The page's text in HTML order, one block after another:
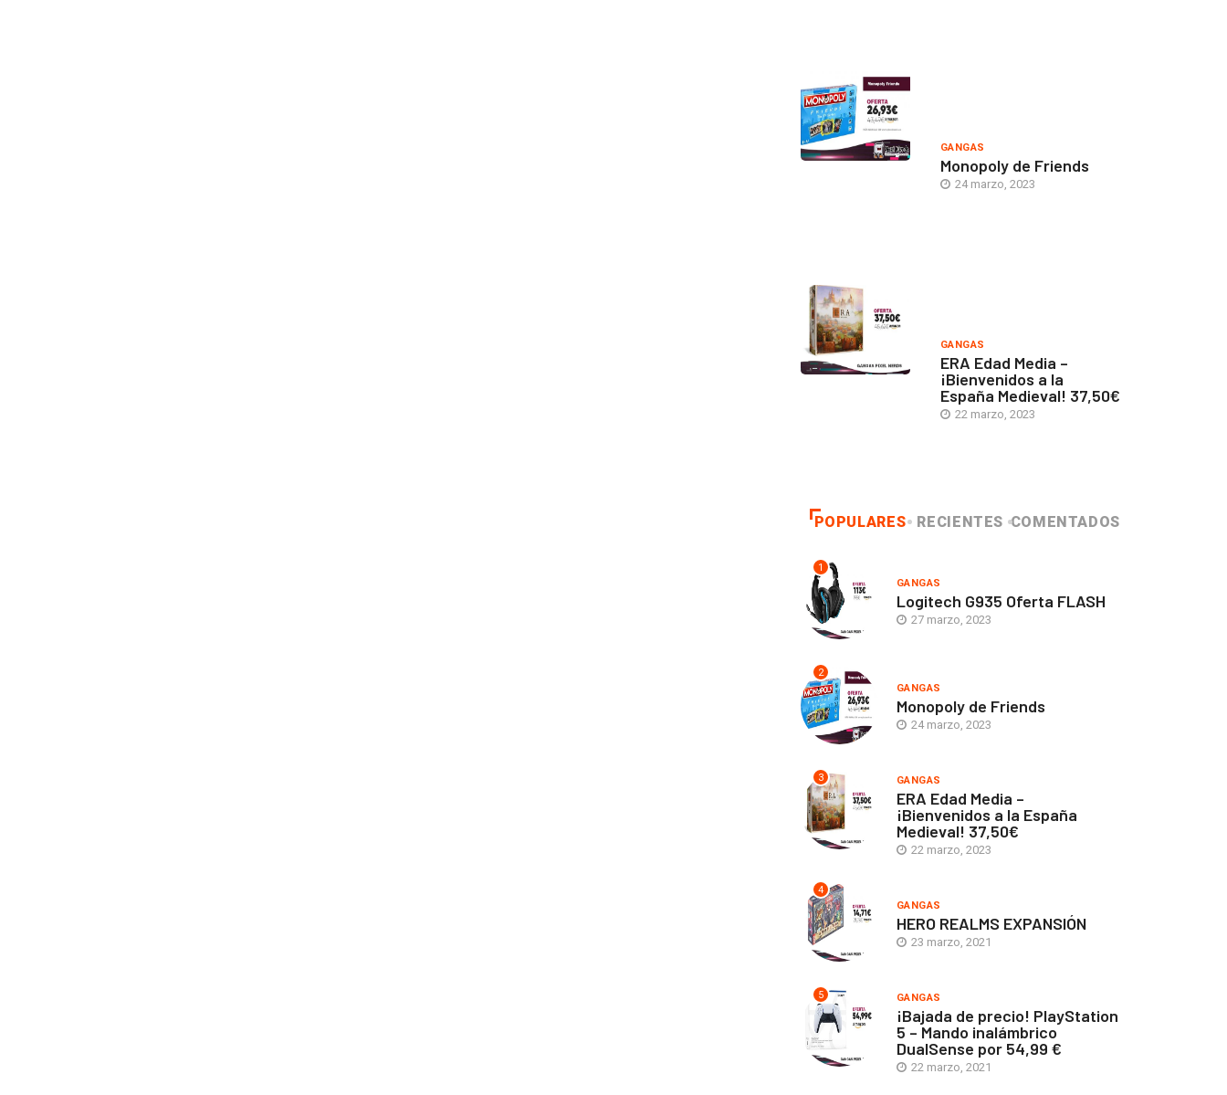
GANGAS
Monopoly de Friends
24 marzo, 2023
GANGAS
ERA Edad Media –
¡Bienvenidos a la
España Medieval! 37,50€
22 marzo, 2023
POPULARES RECIENTES COMENTADOS
1
GANGAS
Logitech G935 Oferta FLASH
27 marzo, 2023
2
GANGAS
Monopoly de Friends
24 marzo, 2023
3 GANGAS
ERA Edad Media –
¡Bienvenidos a la España
Medieval! 37,50€
22 marzo, 2023
4
GANGAS
HERO REALMS EXPANSIÓN
23 marzo, 2021
5 GANGAS
¡Bajada de precio! PlayStation
5 – Mando inalámbrico
DualSense por 54,99 €
22 marzo, 2021